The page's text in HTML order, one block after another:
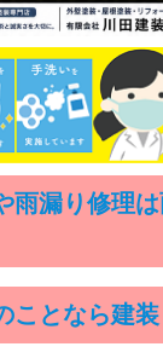
雨漏り修理
ことなら建